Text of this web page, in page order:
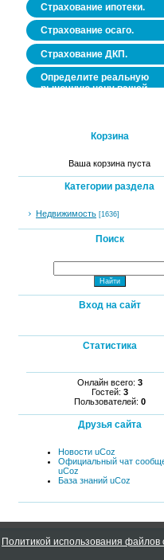
Страхование ипотеки.
Страхование осаго.
Страхование ДКП.
Определите реальную
рыночную цену вашей
Корзина
Ваша корзина пуста
Категории раздела
Недвижимость [1636]
Поиск
Вход на сайт
Статистика
Онлайн всего: 3
Гостей: 3
Пользователей: 0
Друзья сайта
Новости uCoz
Официальный чат
uCoz
База знаний uCoz
Политикой использования файлов